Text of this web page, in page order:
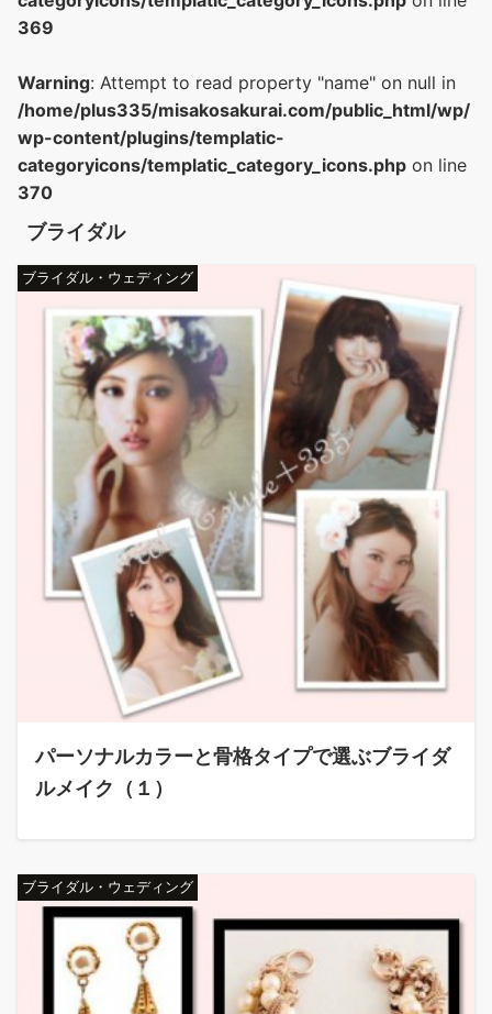
369
Warning: Attempt to read property "name" on null in
/home/plus335/misakosakurai.com/public_html/wp/
wp-content/plugins/templatic-
categoryicons/templatic_category_icons.php on line
370
ブライダル
ブライダル・ウェディング
パーソナルカラーと骨格タイプで選ぶブライダ
ルメイク（１）
ブライダル・ウェディング